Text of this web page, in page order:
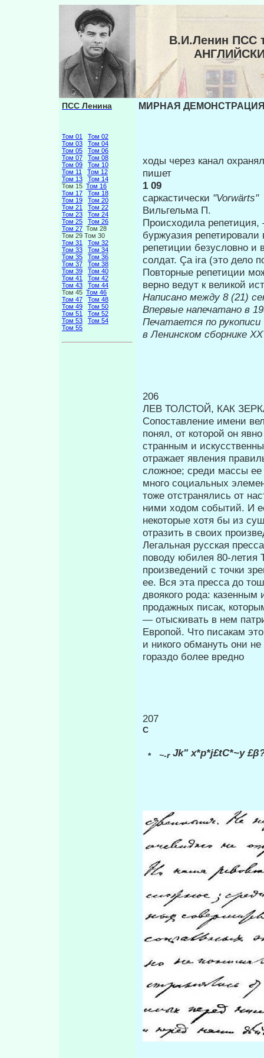
В.И.Ленин ПСС
ПСС Ленина
Том 01
Том 02
Том 03
Том 04
Том 05
Том 06
Том 07
Том 08
Том 09
Том 10
Том 11
Том 12
Том 13
Том 14
Том 15 Том 16
Том 17
Том 18
Том 19
Том 20
Том 21
Том 22
Том 23
Том 24
Том 25
Том 26
Том 27 Том 28
Том 29 Том 30
Том 31
Том 32
Том 33
Том 34
Том 35
Том 36
Том 37
Том 38
Том 39
Том 40
Том 41
Том 42
Том 43
Том 44
Том 45 Том 46
Том 47
Том 48
Том 49
Том 50
Том 51
Том 52
Том 53
Том 54
Том 55
МИРНАЯ ДЕМОНСТРАЦИЯ
ходы через канал
пишет
1 09
саркастически
Виль­гельма П.
Происходила
буржуазия
репетиции безус­ловно и
солдат. Ça ira (это дело
Повторные репетиции
верно ведут к великой
Написано между 8 (21)
Впервые
Печатается по рукописи
в Ленинском сборнике
206
ЛЕВ ТОЛСТОЙ, КАК
Сопоставление имени
понял, от которой он
странным и
отражает явления
сложное; среди массы ее
много социальных
тоже отстранялись от
ними ходом событий. И
некоторые хотя бы из
отразить в своих
Легальная русская
пово­ду юбилея 80-летия
произведений с точки
ее. Вся эта пресса до
двоякого рода:
продажных писак,
— отыскивать в нем
Европой. Что писакам
и никого обмануть они
гораздо бо­лее вредно
207
С
* ~-r Jk" x*p*j£tC*~y